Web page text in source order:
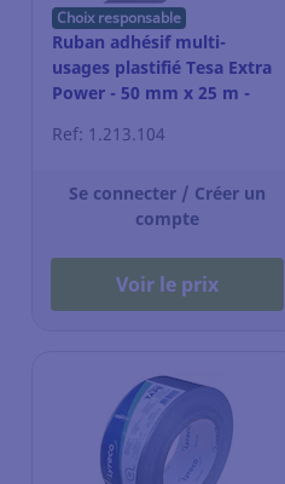
Choix responsable
Ruban adhésif multi-
usages plastifié Tesa Extra
Power - 50 mm x 25 m -
Ref: 1.213.104
Se connecter / Créer un
compte
Voir le prix